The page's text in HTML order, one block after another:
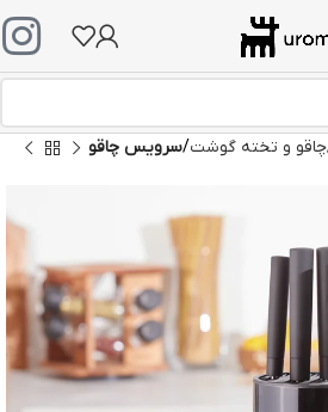
چاقو و تخته گوشت سرویس چاقو